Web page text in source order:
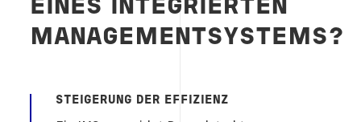
EINES INTEGRIERTEN
MANAGEMENTSYSTEMS?
STEIGERUNG DER EFFIZIENZ